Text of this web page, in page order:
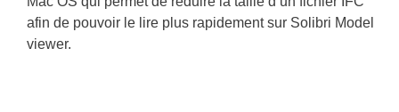
afin de pouvoir le lire plus rapidement sur Solibri Model
viewer.